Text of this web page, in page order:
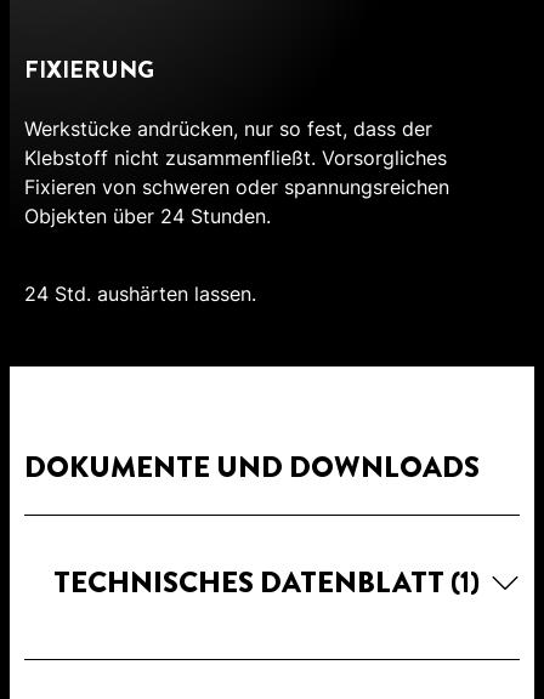
FIXIERUNG
Werkstücke andrücken, nur so fest, dass der
Klebstoff nicht zusammenfließt. Vorsorgliches
Fixieren von schweren oder spannungsreichen
Objekten über 24 Stunden.
24 Std. aushärten lassen.
DOKUMENTE UND DOWNLOADS
TECHNISCHES DATENBLATT (1)